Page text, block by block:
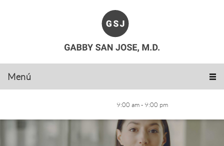
Menú
9:00 am - 9:00 pm